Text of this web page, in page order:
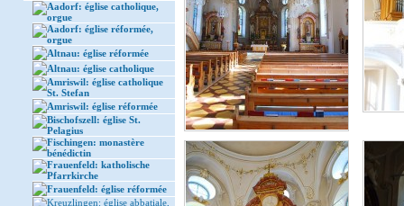
Aadorf: église catholique,
orgue
Aadorf: église réformée,
orgue
Altnau: église réformée
Altnau: église catholique
Amriswil: église catholique
St. Stefan
Amriswil: église réformée
Bischofszell: église St.
Pelagius
Fischingen: monastère
bénédictin
Frauenfeld: katholische
Pfarrkirche
Frauenfeld: église réformée
Kreuzlingen: église abbatiale,